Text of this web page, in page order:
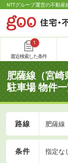
NTTグループ運営の不動産
1
最近検索した条件
肥薩線（宮
駐車場 物件
路線 肥薩線
条件 指定な